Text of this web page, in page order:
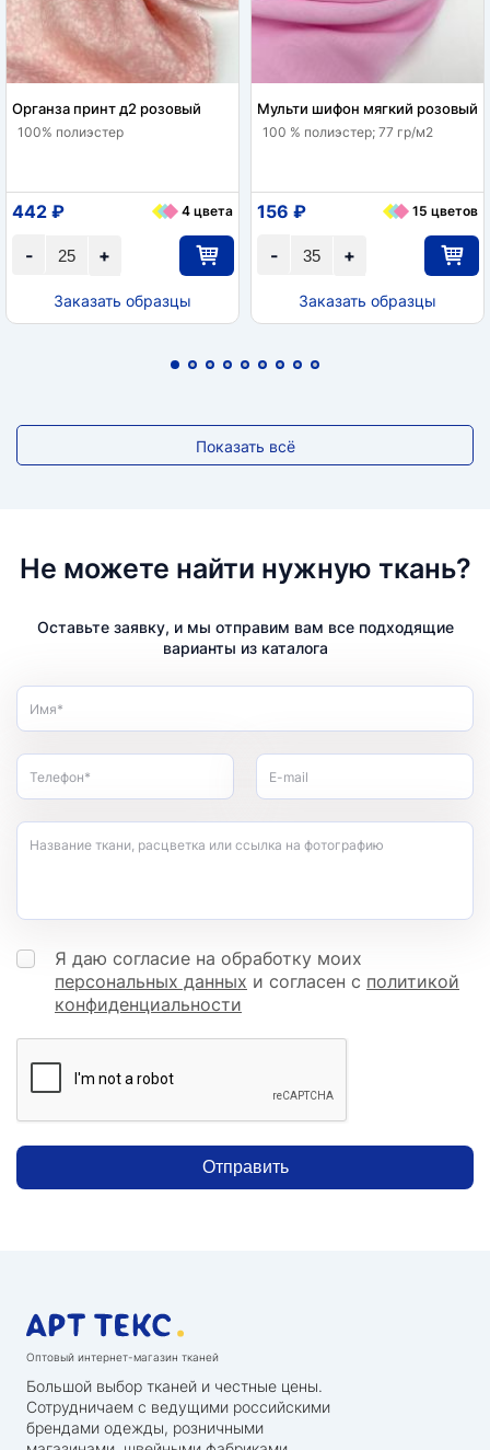
Органза принт д2 розовый
100% полиэстер
+
-
442 ₽ 4 цвета
Заказать образцы
Мульти шифон мягкий розовый
100 % полиэстер; 77 гр/м2
+
-
156 ₽ 15 цветов
Заказать образцы
Показать всё
Не можете найти нужную ткань?
Оставьте заявку, и мы отправим вам все подходящие
варианты из каталога
Имя*
Телефон* E-mail
Название ткани, расцветка или ссылка на фотографию
Я даю согласие на обработку моих
персональных данных и согласен с политикой
конфиденциальности
Отправить
Оптовый интернет-магазин тканей
Большой выбор тканей и честные цены.
Сотрудничаем с ведущими российскими
брендами одежды, розничными